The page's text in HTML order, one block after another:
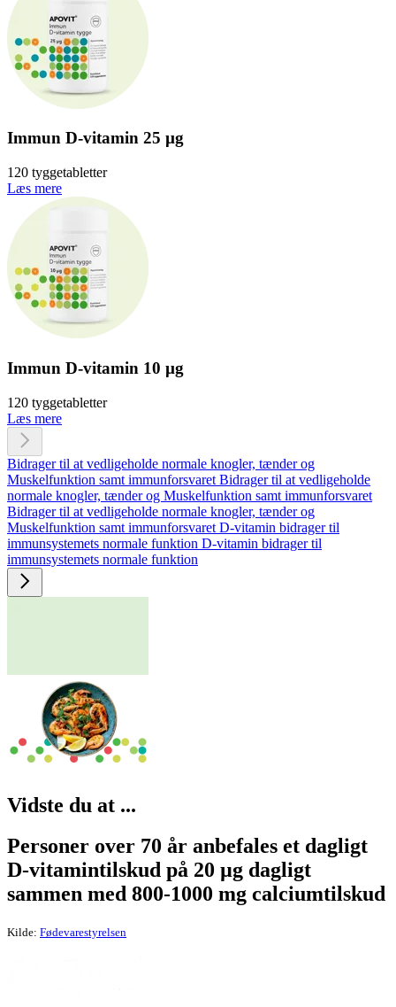
Immun D-vitamin 25 µg
120 tyggetabletter
Læs mere
Immun D-vitamin 10 µg
120 tyggetabletter
Læs mere
Bidrager til at vedligeholde normale knogler, tænder og
Muskelfunktion samt immunforsvaret Bidrager til at vedligeholde
normale knogler, tænder og Muskelfunktion samt immunforsvaret
Bidrager til at vedligeholde normale knogler, tænder og
Muskelfunktion samt immunforsvaret D-vitamin bidrager til
immunsystemets normale funktion D-vitamin bidrager til
immunsystemets normale funktion
Vid­ste du at ...
Personer over 70 år anbefales et dagligt
D-vitamintilskud på 20 µg dagligt
sammen med 800-1000 mg calciumtilskud
Kilde: Fødevarestyrelsen